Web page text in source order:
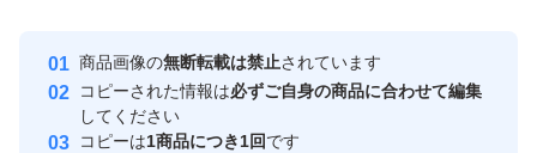
安心取引出品者
心・安全なユーザーです
取引実績
商品画像の無断転載は禁止されています
コピーされた情報は必ずご自身の商品に合わせて編集
してください
コピーは1商品につき1回です